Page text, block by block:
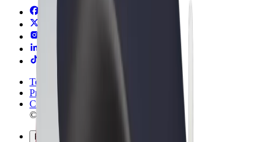
Termini e condizioni
Privacy
Cookies
© 2026 Bolt Technology OÜ
Prodotti